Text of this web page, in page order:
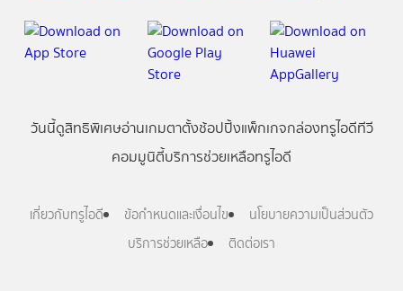
วันนี้ดูสิทธิพิเศษอ่านเกมตาตั้งช้อปปิ้งแพ็กเกจกล่องทรูไอดีทีวี
คอมมูนิตี้บริการช่วยเหลือทรูไอดี
เกี่ยวกับทรูไอดี ข้อกำหนดและเงื่อนไข
นโยบายความเป็นส่วนตัว
บริการช่วยเหลือ
ติดต่อเรา